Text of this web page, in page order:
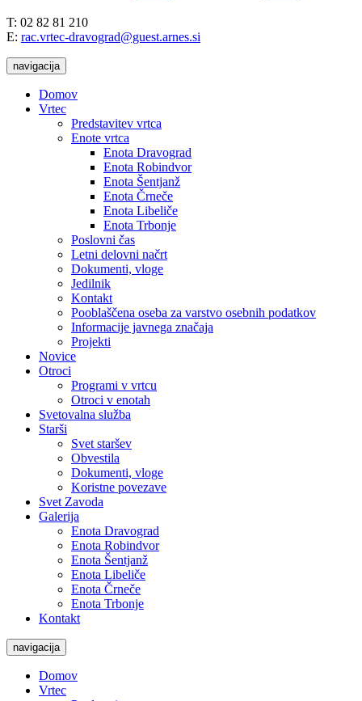
T: 02 82 81 210
E: rac.vrtec-dravograd@guest.arnes.si
navigacija
Domov
Vrtec
Predstavitev vrtca
Enote vrtca
Enota Dravograd
Enota Robindvor
Enota Šentjanž
Enota Črneče
Enota Libeliče
Enota Trbonje
Poslovni čas
Letni delovni načrt
Dokumenti, vloge
Jedilnik
Kontakt
Pooblaščena oseba za varstvo osebnih podatkov
Informacije javnega značaja
Projekti
Novice
Otroci
Programi v vrtcu
Otroci v enotah
Svetovalna služba
Starši
Svet staršev
Obvestila
Dokumenti, vloge
Koristne povezave
Svet Zavoda
Galerija
Enota Dravograd
Enota Robindvor
Enota Šentjanž
Enota Libeliče
Enota Črneče
Enota Trbonje
Kontakt
navigacija
Domov
Vrtec